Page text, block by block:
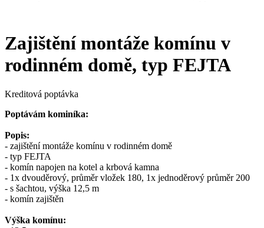
Zajištění montáže komínu v
rodinném domě, typ FEJTA
Kreditová poptávka
Poptávám kominíka:
Popis:
- zajištění montáže komínu v rodinném domě
- typ FEJTA
- komín napojen na kotel a krbová kamna
- 1x dvouděrový, průměr vložek 180, 1x jednoděrový průměr 200
- s šachtou, výška 12,5 m
- komín zajištěn
Výška komínu: